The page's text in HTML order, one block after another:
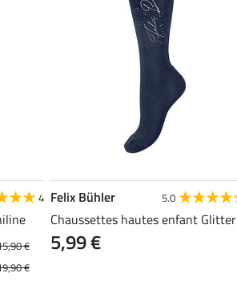
4
€
€
Felix Bühler 5.0
Chaussettes hautes enfant Glitter
5,99 €